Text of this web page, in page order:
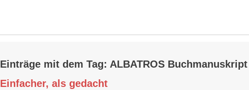
Einträge mit dem Tag: ALBATROS Buchmanuskript
Einfacher, als gedacht